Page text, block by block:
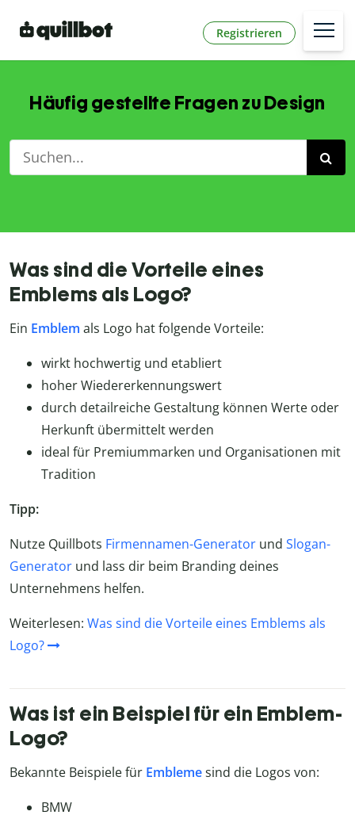
Registrieren
Häufig gestellte Fragen zu Design
Was sind die Vorteile eines
Emblems als Logo?
Ein Emblem als Logo hat folgende Vorteile:
wirkt hochwertig und etabliert
hoher Wiedererkennungswert
durch detailreiche Gestaltung können Werte oder
Herkunft übermittelt werden
ideal für Premiummarken und Organisationen mit
Tradition
Tipp:
Nutze Quillbots Firmennamen-Generator und Slogan-
Generator und lass dir beim Branding deines
Unternehmens helfen.
Weiterlesen: Was sind die Vorteile eines Emblems als
Logo?
Was ist ein Beispiel für ein Emblem-
Logo?
Bekannte Beispiele für Emblemesind die Logos von:
BMW